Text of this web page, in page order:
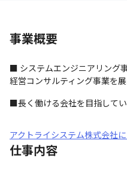
事業概要
■ システムエンジニアリング
経営コンサルティング事業を
■長く働ける会社を目指してい
アクトライシステム株式会社
仕事内容